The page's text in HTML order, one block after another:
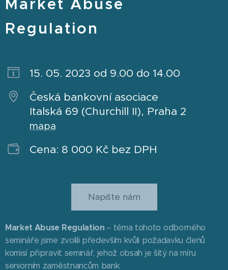
Regulation
15. 05. 2023 od 9.00 do 14.00
Česká bankovní asociace
Italská 69 (Churchill II), Praha 2
mapa
Cena: 8 000 Kč bez DPH
Napište nám
Market Abuse Regulation – téma tohoto odborného
semináře jsme zvolili především kvůli požadavku členů
komisí připravit seminář, jehož obsah je šitý na míru
seniorním zaměstnancům bank.